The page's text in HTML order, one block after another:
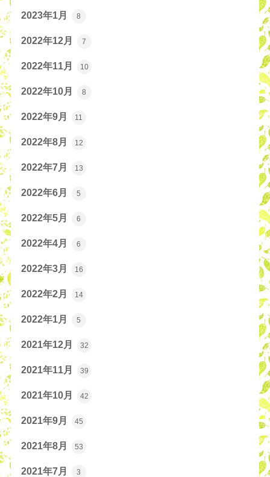
2023年1月 8
2022年12月 7
2022年11月 10
2022年10月 8
2022年9月 11
2022年8月 12
2022年7月 13
2022年6月 5
2022年5月 6
2022年4月 6
2022年3月 16
2022年2月 14
2022年1月 5
2021年12月 32
2021年11月 39
2021年10月 42
2021年9月 45
2021年8月 53
2021年7月 3